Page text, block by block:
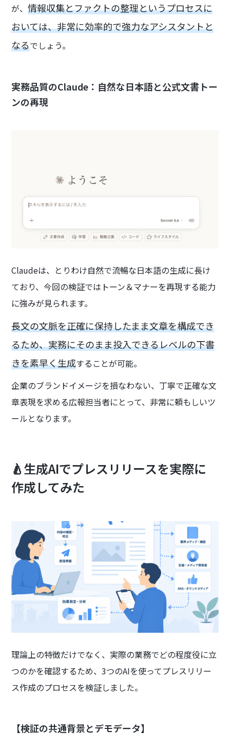
が、情報収集とファクトの整理というプロセスに
おいては、非常に効率的で強力なアシスタントと
なるでしょう。
実務品質のClaude：自然な日本語と公式文書トー
ンの再現
Claudeは、とりわけ自然で流暢な日本語の生成に長け
ており、今回の検証ではトーン＆マナーを再現する能力
に強みが見られます。
長文の文脈を正確に保持したまま文章を構成でき
るため、実務にそのまま投入できるレベルの下書
きを素早く生成することが可能。
企業のブランドイメージを損なわない、丁寧で正確な文
章表現を求める広報担当者にとって、非常に頼もしいツ
ールとなります。
🍐生成AIでプレスリリースを実際に
作成してみた
理論上の特徴だけでなく、実際の業務でどの程度役に立
つのかを確認するため、3つのAIを使ってプレスリリー
ス作成のプロセスを検証しました。
【検証の共通背景とデモデータ】